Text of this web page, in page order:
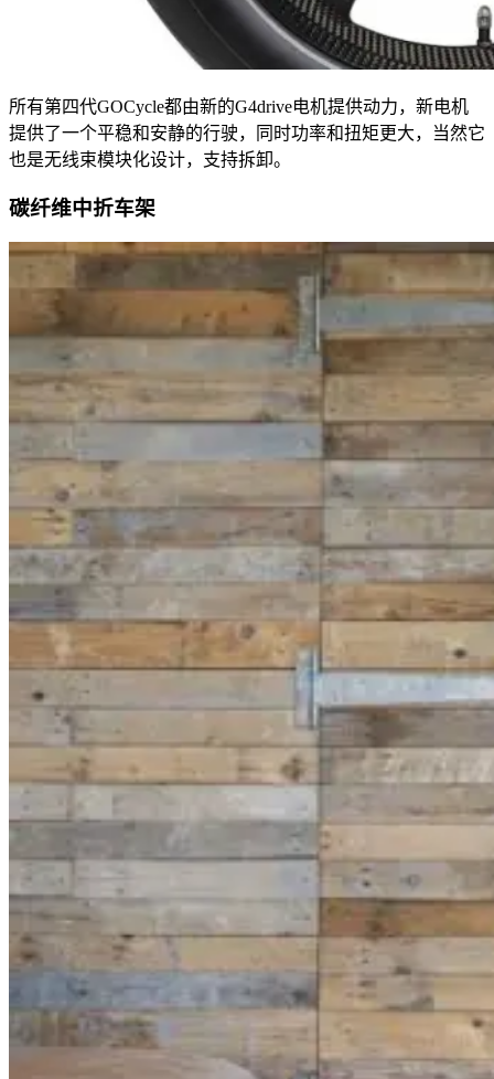
所有第四代GOCycle都由新的G4drive电机提供动力，新电机
提供了一个平稳和安静的行驶，同时功率和扭矩更大，当然它
也是无线束模块化设计，支持拆卸。
碳纤维中折车架